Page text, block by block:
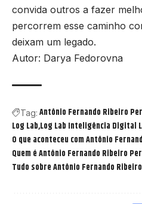
convida outros a fazer
percorrem esse caminho
deixam um legado.
Autor: Darya Fedorovna
Tag: Antônio Fernando Ribeiro
Log Lab Log Lab Inteligência Digital
O que aconteceu com Antônio
Quem é Antônio Fernando Ribeiro
Tudo sobre Antônio Fernando